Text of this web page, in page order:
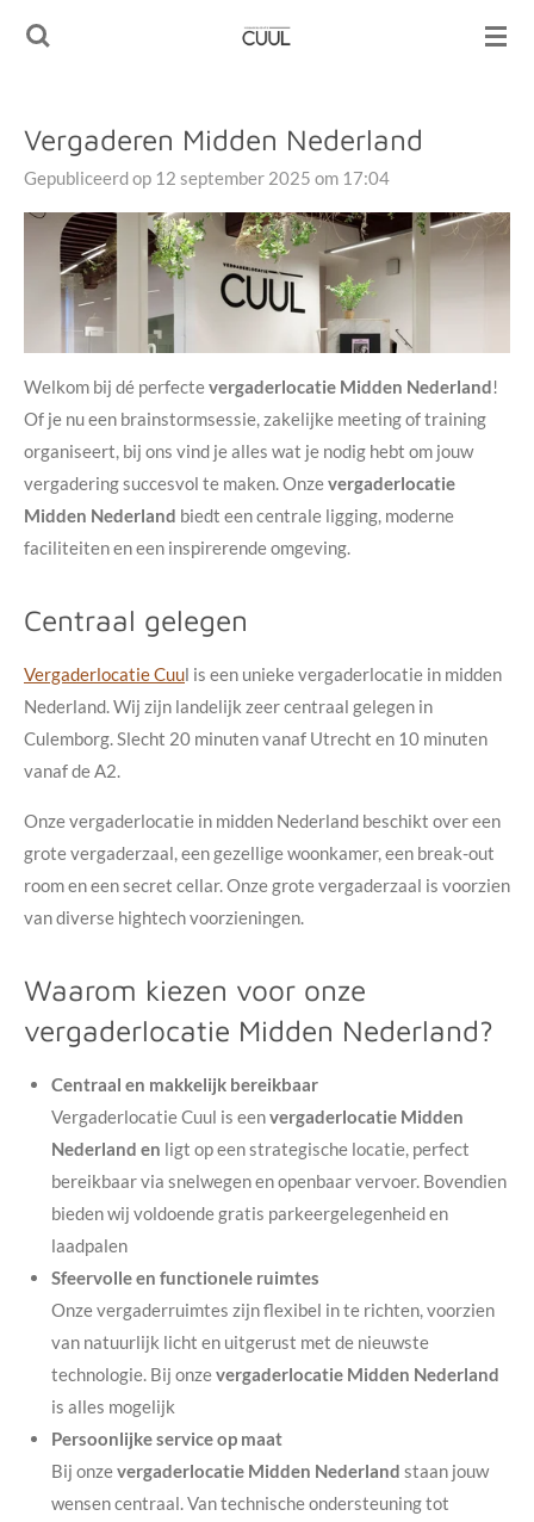
Ga
hoofdinhoud
Vergaderen Midden Nederland
Gepubliceerd op 12 september 2025 om 17:04
Welkom bij dé perfectevergaderlocatie Midden Nederland!
Of je nu een brainstormsessie, zakelijke meeting of training
organiseert, bij ons vind je alles wat je nodig hebt om jouw
vergadering succesvol te maken. Onzevergaderlocatie
Midden Nederland biedt een centrale ligging, moderne
faciliteiten en een inspirerende omgeving.
Centraal gelegen
Vergaderlocatie Cuul is een uniekevergaderlocatie in midden
Nederland. Wij zijn landelijk zeer centraal gelegen in
Culemborg. Slecht 20 minuten vanaf Utrecht en 10 minuten
vanaf de A2.
Onze vergaderlocatie in midden Nederland beschikt over een
grote vergaderzaal, een gezellige woonkamer, een break-out
room en een secret cellar. Onze grote vergaderzaal is voorzien
van diverse hightech voorzieningen.
Waarom kiezen voor onze
vergaderlocatie Midden Nederland?
Centraal en makkelijk bereikbaar
Vergaderlocatie Cuul is eenvergaderlocatie Midden
Nederland en ligt op een strategische locatie, perfect
bereikbaar via snelwegen en openbaar vervoer. Bovendien
bieden wij voldoende gratis parkeergelegenheid en
laadpalen
Sfeervolle en functionele ruimtes
Onze vergaderruimtes zijn flexibel in te richten, voorzien
van natuurlijk licht en uitgerust met de nieuwste
technologie. Bij onzevergaderlocatie Midden Nederland
is alles mogelijk
Persoonlijke service op maat
Bij onzevergaderlocatie Midden Nederland staan jouw
wensen centraal. Van technische ondersteuning tot